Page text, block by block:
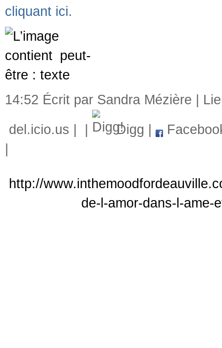
cliquant ici.
14:52 Écrit par Sandra Mézière |
del.icio.us
Digg
http://
de-l-amor-dans-l-ame-